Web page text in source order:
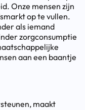
Onze mensen zijn
op te vullen.
als iemand
zorgconsumptie
aan een baantje
maakt